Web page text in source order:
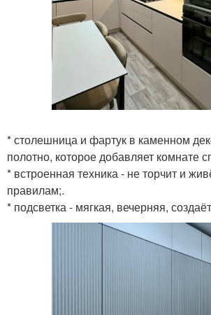
* столешница и фартук в каменном
полотно, которое добавляет комнате
* встроенная техника - не торчит и
правилам;.
* подсветка - мягкая, вечерняя,